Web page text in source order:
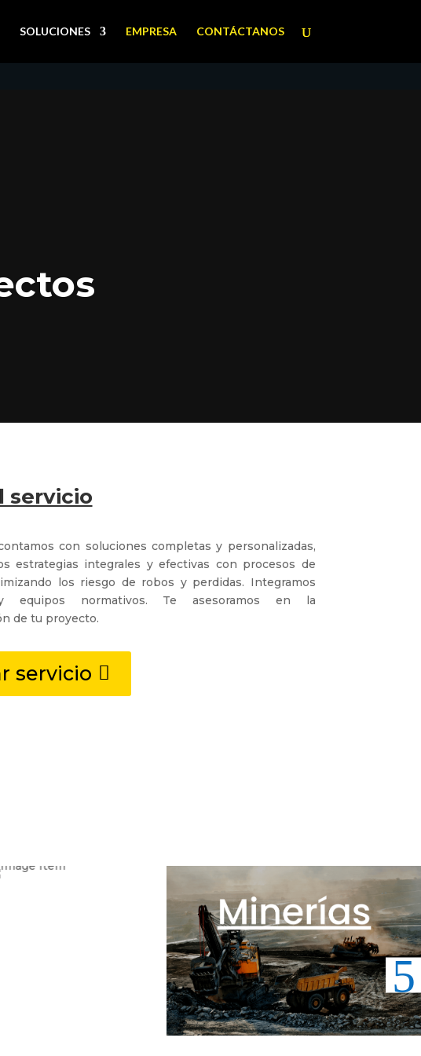
SOLUCIONES EMPRESA CONTÁCTANOS
servicio
con soluciones completas y personalizadas,
estrategias integrales y efectivas con procesos de
los riesgo de robos y perdidas. Integramos
equipos normativos. Te asesoramos en la
de tu proyecto.
servicio